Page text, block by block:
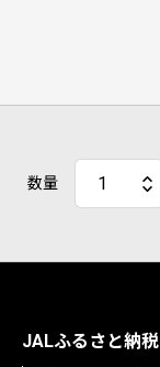
数量
JALふるさと納税